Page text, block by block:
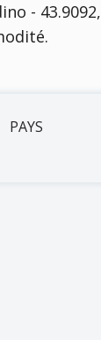
-
PAYS